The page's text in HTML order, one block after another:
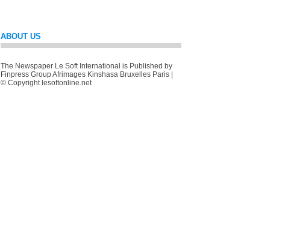
ABOUT US
The Newspaper Le Soft International is Published by
Finpress Group Afrimages Kinshasa Bruxelles Paris |
© Copyright lesoftonline.net